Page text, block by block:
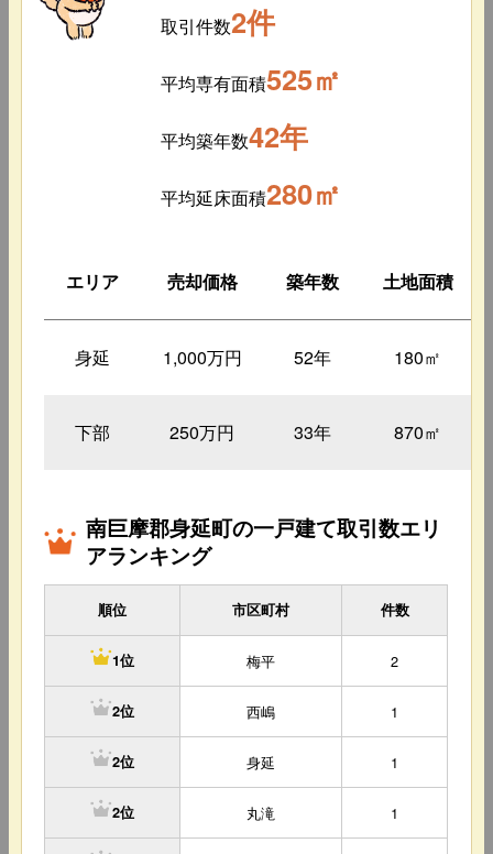
取引件数2件
平均専有面積525㎡
平均築年数42年
平均延床面積280㎡
エリア 売却価格 築年数 土地面積
身延 1,000万円 52年 180㎡
下部 250万円 33年 870㎡
南巨摩郡身延町の一戸建て取引数エリ
アランキング
順位 市区町村 件数
1位 梅平 2
2位 西嶋 1
2位 身延 1
2位 丸滝 1